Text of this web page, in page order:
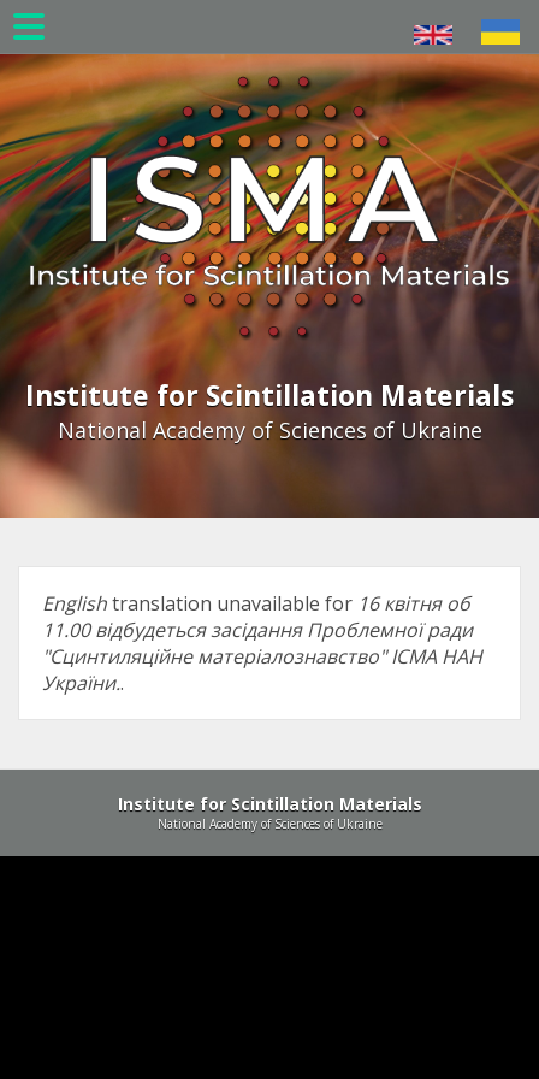
Skip
to
main
content
Institute for Scintillation Materials
National Academy of Sciences of Ukraine
Englishtranslation unavailable for 16 квітня об
11.00 відбудеться засідання Проблемної ради
"Сцинтиляційне матеріалознавство" ІСМА НАН
України..
Institute for Scintillation Materials
National Academy of Sciences of Ukraine